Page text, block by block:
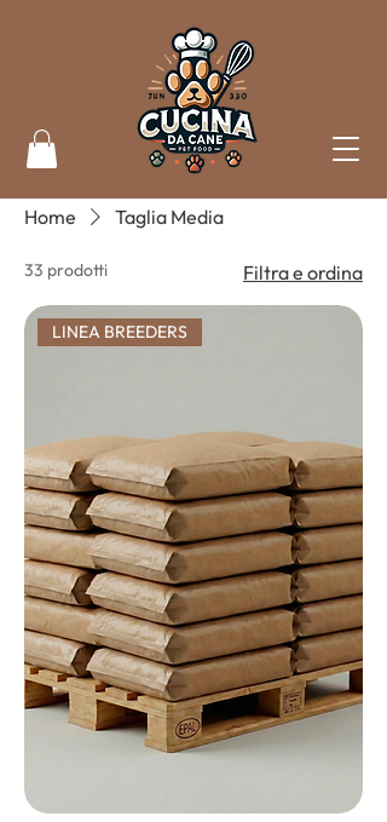
Home Taglia Media
33 prodotti Filtra e ordina
LINEA BREEDERS